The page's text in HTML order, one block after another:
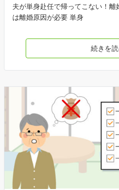
夫が単身赴任で帰ってこない！
は離婚原因が必要 単身
続きを